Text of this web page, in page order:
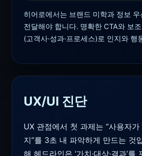
히어로에서는 브랜드 미학과 정보
전달해야 합니다. 명확한 CTA와 보
(고객사·성과·프로세스)로 인지와 행
UX/UI 진단
UX 관점에서 첫 과제는 “사용자
지”를 3초 내 파악하게 만드는 것
해 헤드라인은 ‘가치·대상·결과’를